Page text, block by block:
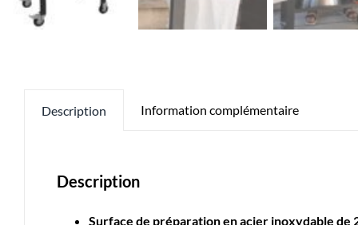
Description Information complémentaire
Description
Surface de préparation en acier inoxydable de